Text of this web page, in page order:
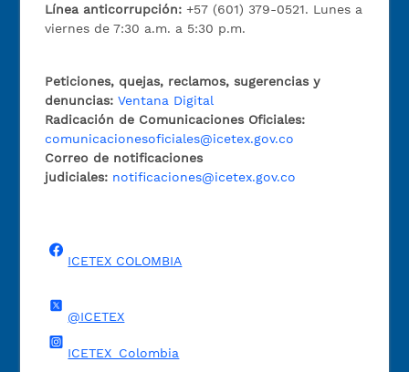
Línea anticorrupción:+57 (601) 379-0521. Lunes a
viernes de 7:30 a.m. a 5:30 p.m.
Peticiones, quejas, reclamos, sugerencias y
denuncias: Ventana Digital
Radicación de Comunicaciones Oficiales:
comunicacionesoficiales@icetex.gov.co
Correo de notificaciones
judiciales: notificaciones@icetex.gov.co
ICETEX COLOMBIA
@ICETEX
ICETEX_Colombia